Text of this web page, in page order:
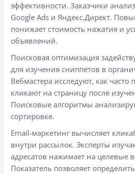
эффективности. Заказчики
Google Ads и Яндекс.Директ.
понижает стоимость нажатия и
объявлений.
Поисковая оптимизация
для изучения сниппетов в
Вебмастера исследуют, как часто
кликают на страницу после
Поисковые алгоритмы
сортировке.
Email-маркетинг вычисляет
внутри рассылок. Эксперты
адресатов нажимает на целевые
Показатель позволяет